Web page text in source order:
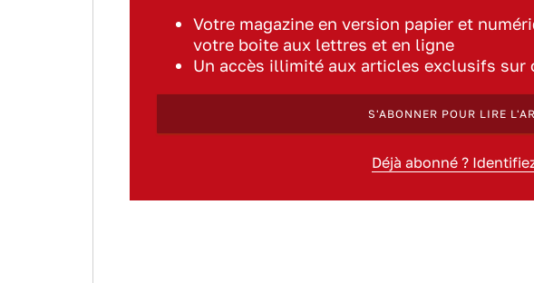
Votre magazine en version papier et
votre boite aux lettres et en ligne
Un accès illimité aux articles exclusifs sur
S'ABONNER POUR LIRE
Déjà abonné ?